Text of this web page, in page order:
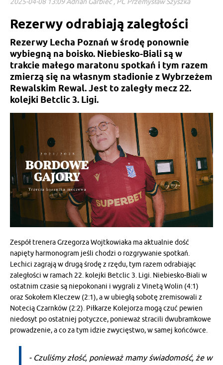
Rezerwy odrabiają zaległości
Rezerwy Lecha Poznań w środę ponownie
wybiegną na boisko. Niebiesko-Biali są w
trakcie małego maratonu spotkań i tym razem
zmierzą się na własnym stadionie z Wybrzeżem
Rewalskim Rewal. Jest to zaległy mecz 22.
kolejki Betclic 3. Ligi.
Zespół trenera Grzegorza Wojtkowiaka ma aktualnie dość
napięty harmonogram jeśli chodzi o rozgrywanie spotkań.
Lechici zagrają w drugą środę z rzędu, tym razem odrabiając
zaległości w ramach 22. kolejki Betclic 3. Ligi. Niebiesko-Biali w
ostatnim czasie są niepokonani i wygrali z Vinetą Wolin (4:1)
oraz Sokołem Kleczew (2:1), a w ubiegłą sobotę zremisowali z
Notecią Czarnków (2:2). Piłkarze Kolejorza mogą czuć pewien
niedosyt po ostatniej potyczce, ponieważ stracili dwubramkowe
prowadzenie, a co za tym idzie zwycięstwo, w samej końcówce.
- Czuliśmy złość, ponieważ mamy świadomość, że w